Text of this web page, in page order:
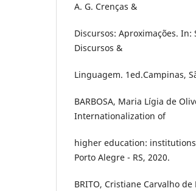
A. G. Crenças &
Discursos: Aproximações. In:
Discursos &
Linguagem. 1ed.Campinas,
BARBOSA, Maria Lígia de
Internationalization of
higher education:
Porto Alegre - RS, 2020.
BRITO, Cristiane Carvalho de